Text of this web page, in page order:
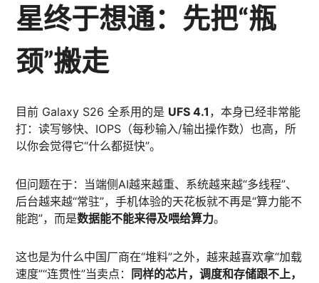
星终于想通：先把“瓶
颈”搬走
目前 Galaxy S26 全系用的是 UFS 4.1 ，本身已经非常能
打：读写够快、IOPS（每秒输入/输出操作数）也高，所
以你会觉得它“什么都挺快”。
但问题在于：当端侧AI越来越重、系统越来越“多线程”、
后台越来越“常驻”，手机体验的天花板就不再是“算力能不
能跑”，而是数据能不能来得及喂给算力。
这也是为什么中国厂商在“堆料”之外，越来越喜欢拿“加载
速度”“连贯性”当卖点： 同样的芯片，调度和存储跟不上，